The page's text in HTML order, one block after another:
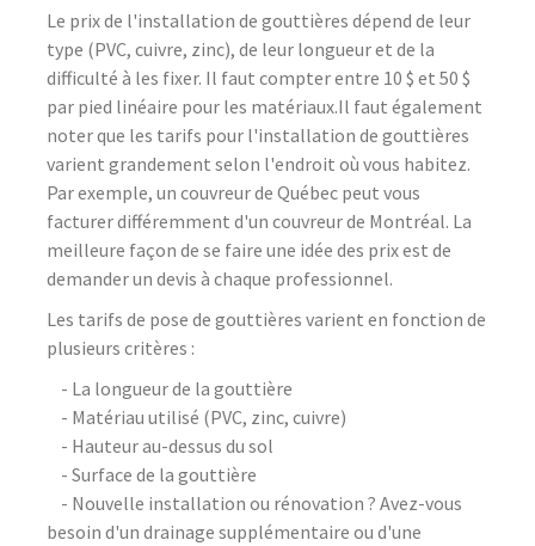
Le prix de l'installation de gouttières dépend de leur
type (PVC, cuivre, zinc), de leur longueur et de la
difficulté à les fixer. Il faut compter entre 10 $ et 50 $
par pied linéaire pour les matériaux.Il faut également
noter que les tarifs pour l'installation de gouttières
varient grandement selon l'endroit où vous habitez.
Par exemple, un couvreur de Québec peut vous
facturer différemment d'un couvreur de Montréal. La
meilleure façon de se faire une idée des prix est de
demander un devis à chaque professionnel.
Les tarifs de pose de gouttières varient en fonction de
plusieurs critères :
- La longueur de la gouttière
- Matériau utilisé (PVC, zinc, cuivre)
- Hauteur au-dessus du sol
- Surface de la gouttière
- Nouvelle installation ou rénovation ? Avez-vous
besoin d'un drainage supplémentaire ou d'une